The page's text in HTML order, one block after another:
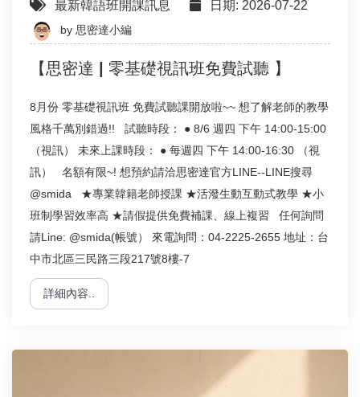
最新韓語班開課訊息 日期: 2026-07-22
by 思密達小編
【思密達 | 零基礎視訊班免費試聽 】
8月份 零基礎視訊班 免費試聽課開放啦~~ 想了解老師的教學
風格千萬別錯過!! 試聽時段： ● 8/6 週四 下午 14:00-15:00
（視訊） 未來上課時段： ● 每週四 下午 14:00-16:30 （視
訊） 名額有限~! 想預約請洽思密達官方LINE--LINE搜尋
@smida ★專業韓籍老師授課 ★活潑生動互動式教學 ★小
班制學習效率高 ★請假提供免費補課、線上複習 任何詢問
請Line: @smida(帳號） 來電詢問：04-2225-2655 地址：台
中市北區三民路三段217號8樓-7
詳細內容..